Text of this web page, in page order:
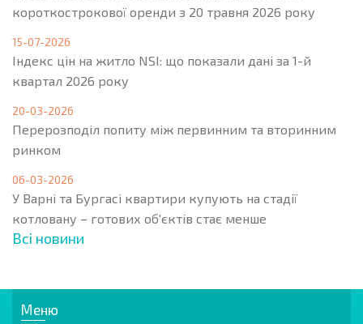
короткострокової оренди з 20 травня 2026 року
15-07-2026
Індекс цін на житло NSI: що показали дані за 1-й
квартал 2026 року
20-03-2026
Перерозподіл попиту між первинним та вторинним
ринком
06-03-2026
У Варні та Бургасі квартири купують на стадії
котловану – готових об'єктів стає менше
Всі новини
Меню